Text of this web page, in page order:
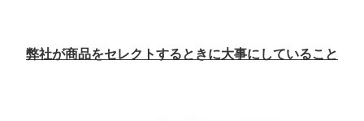
弊社が商品をセレクトするときに大事にしていること